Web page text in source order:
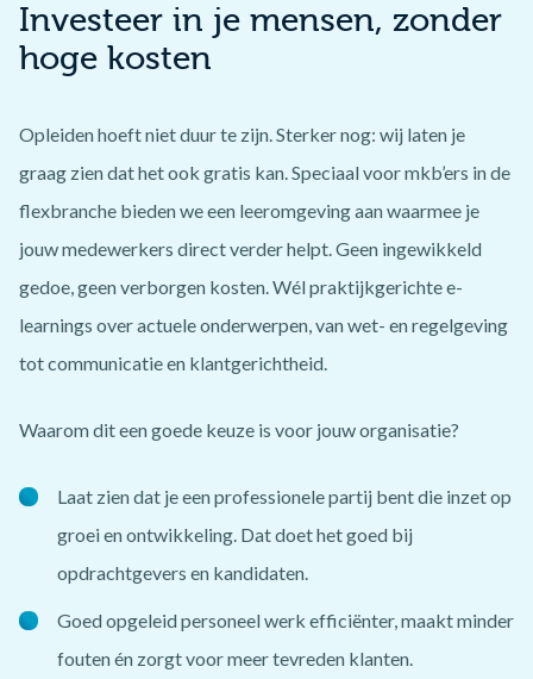
Investeer in je mensen, zonder
hoge kosten
Opleiden hoeft niet duur te zijn. Sterker nog: wij laten je
graag zien dat het ook gratis kan. Speciaal voor mkb’ers in de
flexbranche bieden we een leeromgeving aan waarmee je
jouw medewerkers direct verder helpt. Geen ingewikkeld
gedoe, geen verborgen kosten. Wél praktijkgerichte e-
learnings over actuele onderwerpen, van wet- en regelgeving
tot communicatie en klantgerichtheid.
Waarom dit een goede keuze is voor jouw organisatie?
Laat zien dat je een professionele partij bent die inzet op
groei en ontwikkeling. Dat doet het goed bij
opdrachtgevers en kandidaten.
Goed opgeleid personeel werk efficiënter, maakt minder
fouten én zorgt voor meer tevreden klanten.